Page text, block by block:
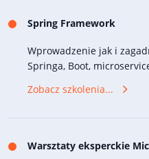
Spring Framework
Wprowadzenie jak i
Springa, Boot,
Zobacz szkolenia...
Warsztaty eksperckie